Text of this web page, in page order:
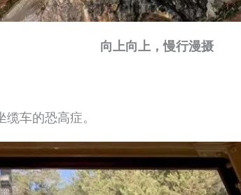
向上向上，慢行漫摄
车的恐高症。